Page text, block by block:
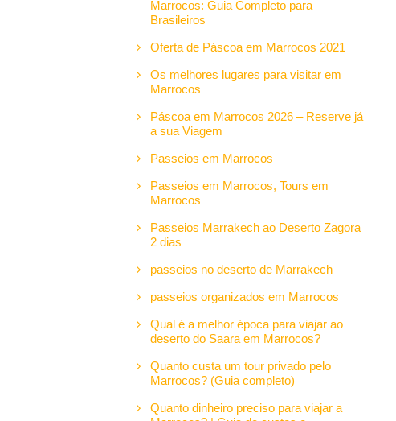
Marrocos: Guia Completo para
Brasileiros
Oferta de Páscoa em Marrocos 2021
Os melhores lugares para visitar em
Marrocos
Páscoa em Marrocos 2026 – Reserve já
a sua Viagem
Passeios em Marrocos
Passeios em Marrocos, Tours em
Marrocos
Passeios Marrakech ao Deserto Zagora
2 dias
passeios no deserto de Marrakech
passeios organizados em Marrocos
Qual é a melhor época para viajar ao
deserto do Saara em Marrocos?
Quanto custa um tour privado pelo
Marrocos? (Guia completo)
Quanto dinheiro preciso para viajar a